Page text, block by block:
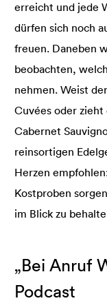
erreicht und jede
dürfen sich noch
freuen. Daneben
beobachten,
nehmen. Weist
Cuvées oder
Cabernet
reinsortigen
Herzen
Kostproben
im Blick zu
„Bei Anruf
Podcast